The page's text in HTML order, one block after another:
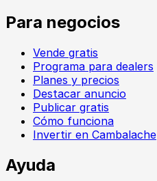
Para negocios
Vende gratis
Programa para dealers
Planes y precios
Destacar anuncio
Publicar gratis
Cómo funciona
Invertir en Cambalache
Ayuda